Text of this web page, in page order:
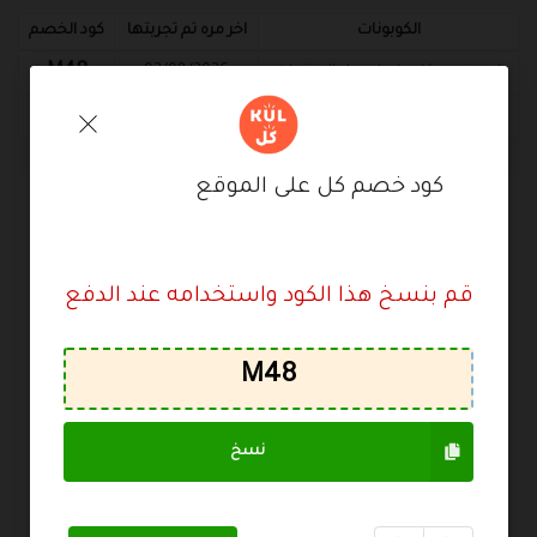
الكوبونات اخر مره تم تجربتها كود الخصم
كود خصم كل على افضل المنتجات 03/08/2026
M48
M48
أخبر الآخرين ما المبلغ الذي وفرته
علامة
كود خصم كل على الموقع
قم بنسخ هذا الكود واستخدامه عند الدفع
نسخ